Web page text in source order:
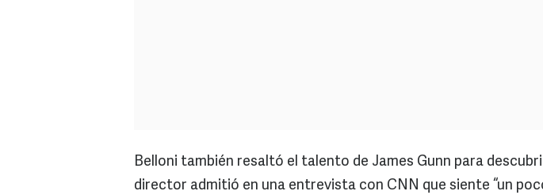
Belloni también resaltó el talento de James Gunn para
director admitió en una entrevista con CNN que siente “un